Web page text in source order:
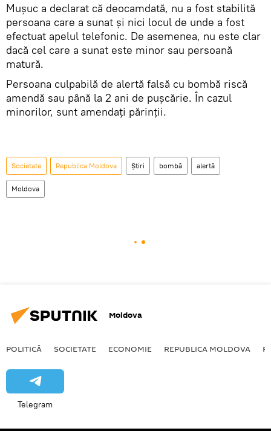
Muşuc a declarat că deocamdată, nu a fost stabilită
persoana care a sunat şi nici locul de unde a fost
efectuat apelul telefonic. De asemenea, nu este clar
dacă cel care a sunat este minor sau persoană
matură.
Persoana culpabilă de alertă falsă cu bombă riscă
amendă sau până la 2 ani de puşcărie. În cazul
minorilor, sunt amendaţi părinţii.
Societate Republica Moldova Știri bombă alertă
Moldova
Moldova
POLITICĂ SOCIETATE ECONOMIE REPUBLICA MOLDOVA
Telegram